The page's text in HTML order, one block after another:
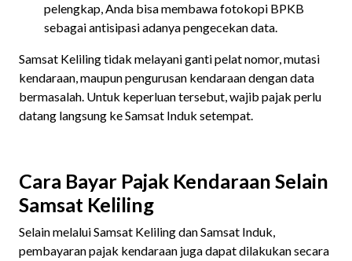
pelengkap, Anda bisa membawa fotokopi BPKB
sebagai antisipasi adanya pengecekan data.
Samsat Keliling tidak melayani ganti pelat nomor, mutasi
kendaraan, maupun pengurusan kendaraan dengan data
bermasalah. Untuk keperluan tersebut, wajib pajak perlu
datang langsung ke Samsat Induk setempat.
Cara Bayar Pajak Kendaraan Selain
Samsat Keliling
Selain melalui Samsat Keliling dan Samsat Induk,
pembayaran pajak kendaraan juga dapat dilakukan secara